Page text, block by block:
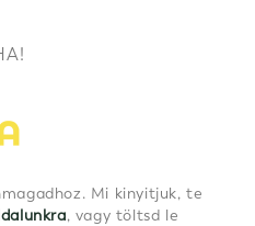
Mi kinyitjuk, te
, vagy töltsd le